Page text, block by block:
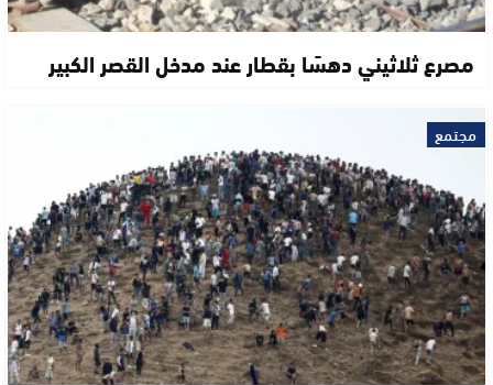
مصرع ثلاثيني دهسًا بقطار عند مدخل القصر الكبير
مجتمع